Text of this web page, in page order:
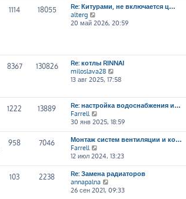
1114 18055
Re: Китурами, не включается ц…
alterg
е
т
и
к
п
с
л
е
д
н
е
м
у
о
о
б
20 май 2026, 20:59
8367 130826
Re: котлы RINNAI
miloslava28
е
е
й
и
п
с
д
н
е
13 авг 2025, 17:58
1222 13889
Re: настройка водоснабжения и…
Farrell
е
р
е
т
к
п
о
30 янв 2025, 18:59
958 7046
Монтаж систем вентиляции и ко…
Farrell
е
р
е
й
т
12 июл 2024, 13:23
103 2238
Re: Замена радиаторов
annapalna
е
26 сен 2021, 09:33